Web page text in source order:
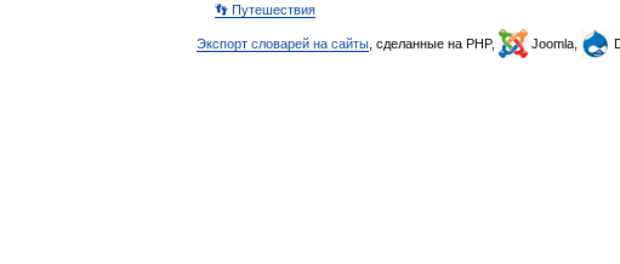
👣 Путешествия
Экспорт словарей на сайты , сделанные на PHP, Joomla,